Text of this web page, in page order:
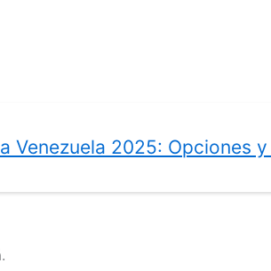
Venezuela 2025: Opciones